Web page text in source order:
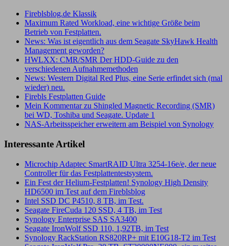
Fireblsblog.de Klassik
Maximum Rated Workload, eine wichtige Größe beim
Betrieb von Festplatten.
News: Was ist eigentlich aus dem Seagate SkyHawk Health
Management geworden?
HWLXX: CMR/SMR Der HDD-Guide zu den
verschiedenen Aufnahmemethoden
News: Western Digital Red Plus, eine Serie erfindet sich (mal
wieder) neu.
Firebls Festplatten Guide
Mein Kommentar zu Shingled Magnetic Recording (SMR)
bei WD, Toshiba und Seagate. Update 1
NAS-Arbeitsspeicher erweitern am Beispiel von Synology
Interessante Artikel
Microchip Adaptec SmartRAID Ultra 3254-16e/e, der neue
Controller für das Festplattentestsystem.
Ein Fest der Helium-Festplatten! Synology High Density
HD6500 im Test auf dem Fireblsblog
Intel SSD DC P4510, 8 TB, im Test.
Seagate FireCuda 120 SSD, 4 TB, im Test
Synology Enterprise SAS SA3400
Seagate IronWolf SSD 110, 1,92TB, im Test
Synology RackStation RS820RP+ mit E10G18-T2 im Test